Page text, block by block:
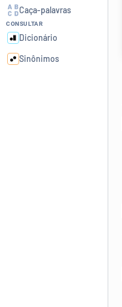
Humanizador de IA
Caça-palavras
CONSULTAR
Dicionário
Sinônimos